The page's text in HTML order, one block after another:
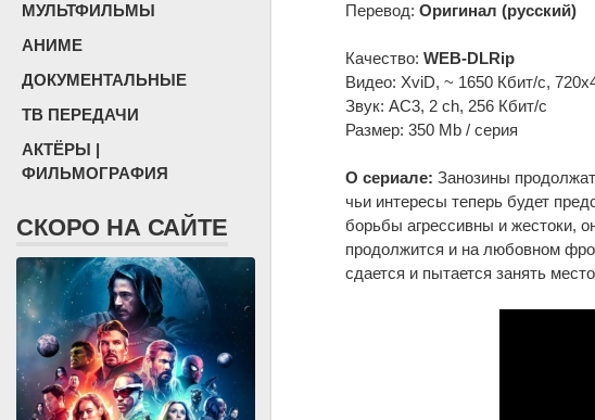
МУЛЬТФИЛЬМЫ
АНИМЕ
ДОКУМЕНТАЛЬНЫЕ
ТВ ПЕРЕДАЧИ
АКТЁРЫ |
ФИЛЬМОГРАФИЯ
СКОРО НА САЙТЕ
Перевод: Оригинал (русский)
Качество: WEB-DLRip
Видео: XviD, ~ 1650 Кбит/с,
Звук: AC3, 2 ch, 256 Кбит/с
Размер: 350 Mb / серия
О сериале: Занозины
чьи интересы теперь будет
борьбы агрессивны и жестоки,
продолжится и на любовном
сдается и пытается занять